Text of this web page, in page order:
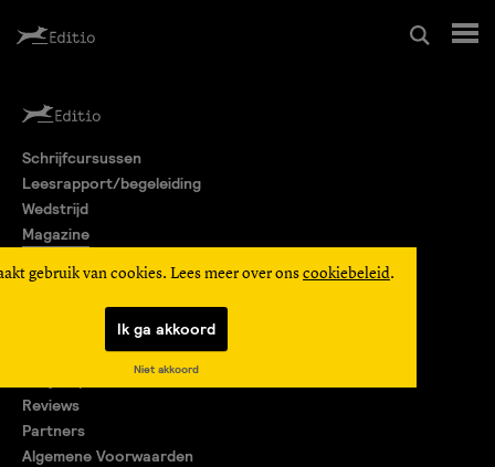
Leesrapport/begeleiding
Wedstrijd
Editio Producties
gebruik van cookies. Lees meer over ons cookiebeleid.
Ik ga akkoord
Niet akkoord
Schrijfcursussen
Leesrapport/begeleiding
Wedstrijd
Magazine
Reviews
Partners
Algemene Voorwaarden